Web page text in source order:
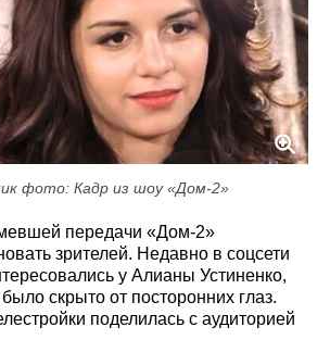
фото: Кадр из шоу «Дом-2»
передачи «Дом-2»
зрителей. Недавно в соцсети
у Алианы Устиненко,
скрыто от посторонних глаз.
поделилась с аудиторией